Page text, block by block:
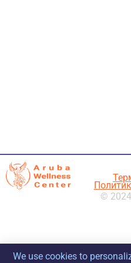
©
We use cookies to